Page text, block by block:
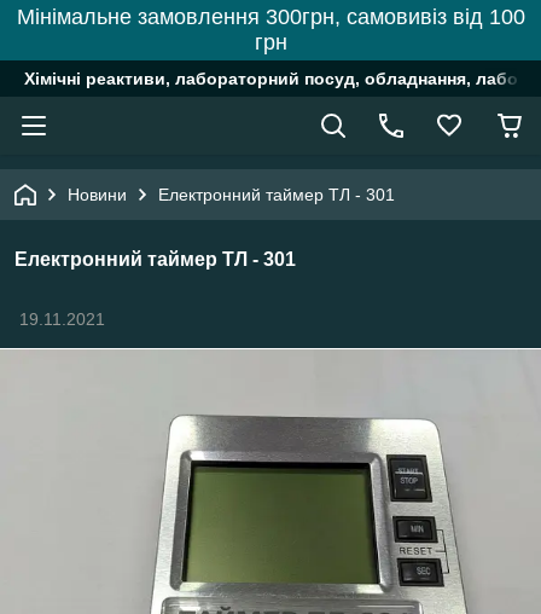
Мінімальне замовлення 300грн, самовивіз від 100
грн
Хімічні реактиви, лабораторний посуд, обладнання,
Новини Електронний таймер ТЛ - 301
Електронний таймер ТЛ - 301
19.11.2021